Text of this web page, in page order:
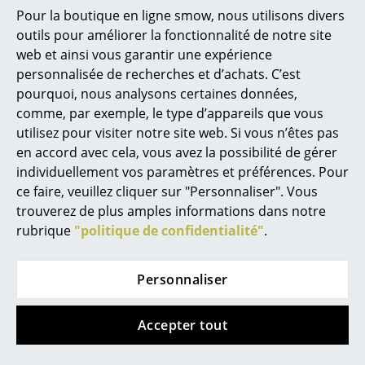
Pour la boutique en ligne smow, nous utilisons divers
outils pour améliorer la fonctionnalité de notre site
web et ainsi vous garantir une expérience
personnalisée de recherches et d’achats. C’est
pourquoi, nous analysons certaines données,
comme, par exemple, le type d’appareils que vous
utilisez pour visiter notre site web. Si vous n’êtes pas
en accord avec cela, vous avez la possibilité de gérer
individuellement vos paramètres et préférences. Pour
ce faire, veuillez cliquer sur "Personnaliser". Vous
trouverez de plus amples informations dans notre
rubrique "politique de confidentialité".
Personnaliser
Accepter tout
Petits rangements
Pièces détachées
... voir tous les rangements
Luminaires
Suspensions & Plafonniers
Lampes de table
Lampes de bureau
Luminaires d’extérieur
Aide & service
Contact
Paiement
Livraison
FAQ
Retours & échanges
Vos avantages en un clin d’oeil
Construction sur mesure USM
Livraison gratuite vers l’Allemagne
Livraison rapide
Retour sous 30 jours
Conseiller personnel